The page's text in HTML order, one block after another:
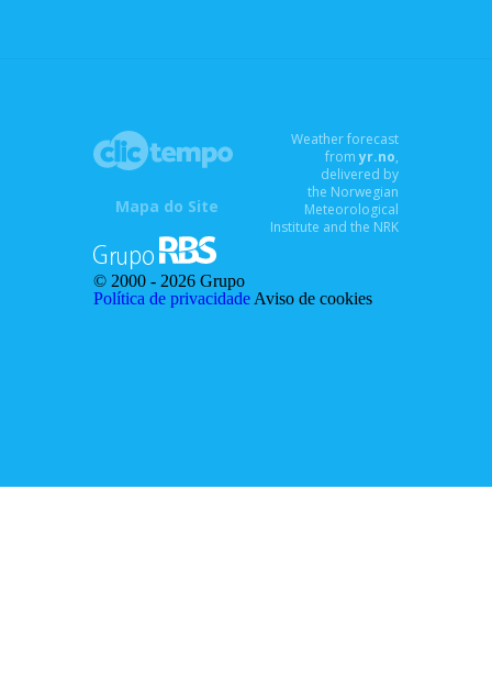
Mapa do Site
Weather forecast
fromyr.no,
delivered by
the Norwegian
Meteorological
Institute and the NRK
© 2000 - 2026 Grupo
Política de privacidade Aviso de cookies